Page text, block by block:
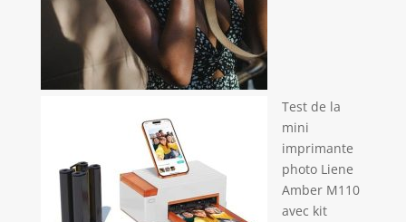
Test de la
mini
imprimante
photo Liene
Amber M110
avec kit